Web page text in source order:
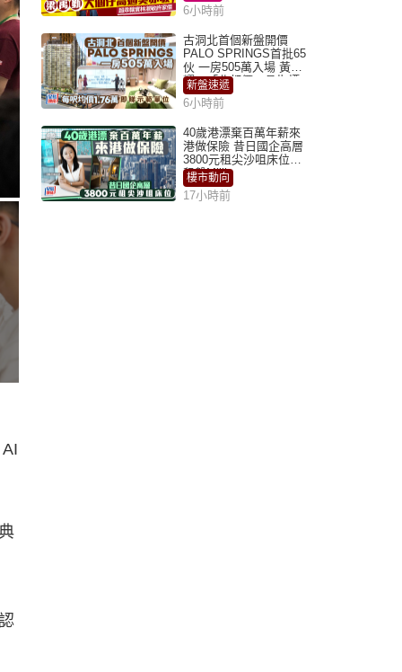
6小時前
古洞北首個新盤開價
PALO SPRINGS首批65
伙 一房505萬入場 黃光
耀：「北都價」具指標
作用
新盤速遞
6小時前
40歲港漂棄百萬年薪來
港做保險 昔日國企高層
3800元租尖沙咀床位｜
租盤Million
樓市動向
17小時前